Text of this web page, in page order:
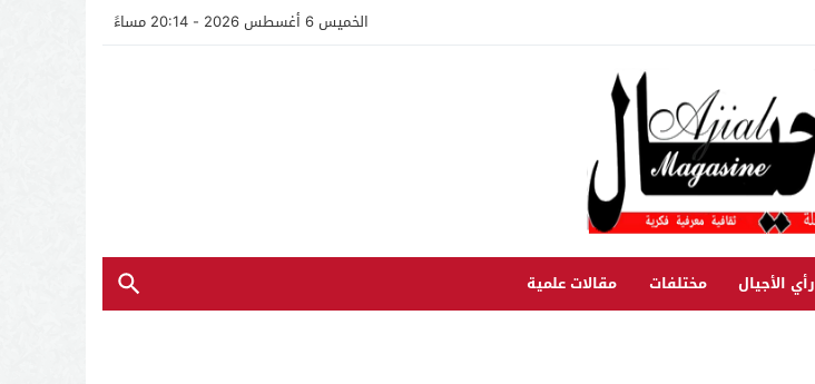
الخميس 6 أغسطس 2026 - 20:14 مساءً
رأي الأجيال مختلفات مقالات علمية